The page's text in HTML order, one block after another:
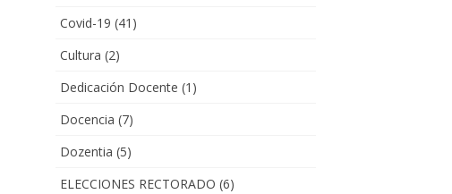
Covid-19 (41)
Cultura (2)
Dedicación Docente (1)
Docencia (7)
Dozentia (5)
ELECCIONES RECTORADO (6)